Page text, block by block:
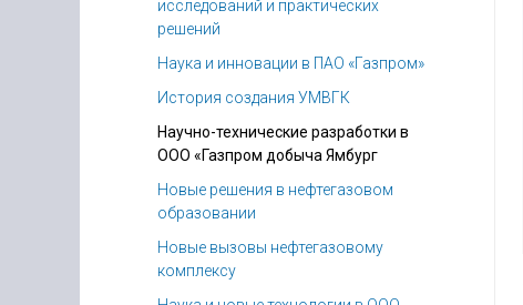
исследований и практических
решений
Наука и инновации в ПАО «Газпром»
История создания УМВГК
Научно-технические разработки в
ООО «Газпром добыча Ямбург
Новые решения в нефтегазовом
образовании
Новые вызовы нефтегазовому
комплексу